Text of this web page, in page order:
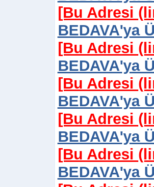
[Bu Adresi
BEDAVA'ya
[Bu Adresi
BEDAVA'ya
[Bu Adresi
BEDAVA'ya
[Bu Adresi
BEDAVA'ya
[Bu Adresi
BEDAVA'ya